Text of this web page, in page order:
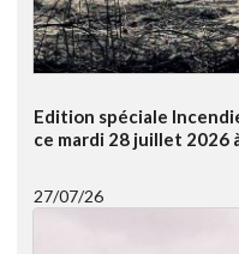
Edition spéciale
ce mardi 28 juillet 2026
27/07/26